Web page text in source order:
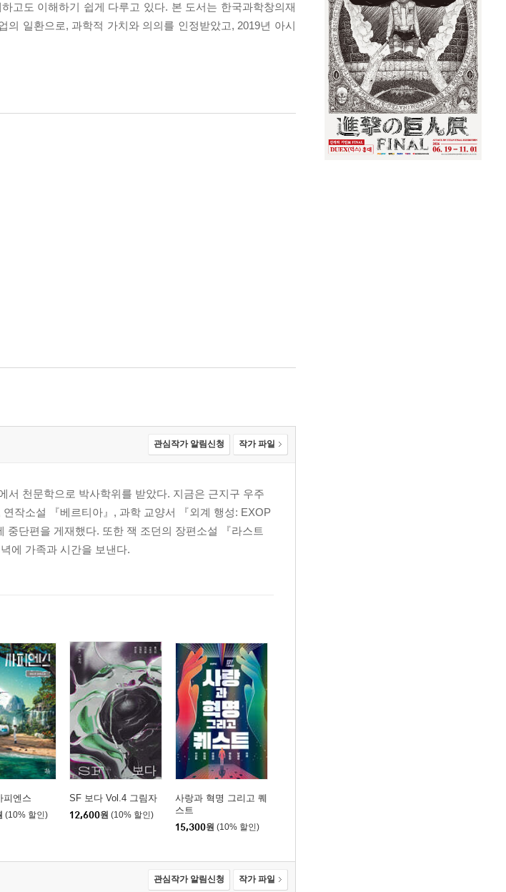
고도 이해하기 쉽게 다루고 있다. 본 도서는 한국과학창의재
일환으로, 과학적 가치와 의의를 인정받았고, 2019년 아시
관심작가 알림신청 작가 파일
서 천문학으로 박사학위를 받았다. 지금은 근지구 우주
작소설 『베르티아』, 과학 교양서 『외계 행성: EXOP
단편을 게재했다. 또한 잭 조던의 장편소설 『라스트
에 가족과 시간을 보낸다.
피엔스
(10% 할인)
SF 보다 Vol.4 그림자
12,600원 (10% 할인)
사랑과 혁명 그리고 퀘
스트
15,300원 (10% 할인)
관심작가 알림신청 작가 파일